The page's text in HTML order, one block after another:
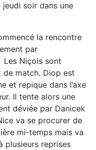
soir dans une
la rencontre
par
Les Niçois sont
de match. Diop est
et repique dans l’axe
Il tente alors une
déviée par Danicek
va se procurer de
mi-temps mais va
plusieurs reprises